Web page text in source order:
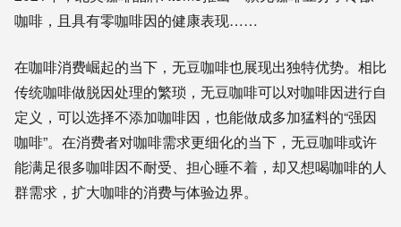
咖啡，且具有零咖啡因的健康表现……
在咖啡消费崛起的当下，无豆咖啡也展现出独特优势。相比
传统咖啡做脱因处理的繁琐，无豆咖啡可以对咖啡因进行自
定义，可以选择不添加咖啡因，也能做成多加猛料的“强因
咖啡”。在消费者对咖啡需求更细化的当下，无豆咖啡或许
能满足很多咖啡因不耐受、担心睡不着，却又想喝咖啡的人
群需求，扩大咖啡的消费与体验边界。